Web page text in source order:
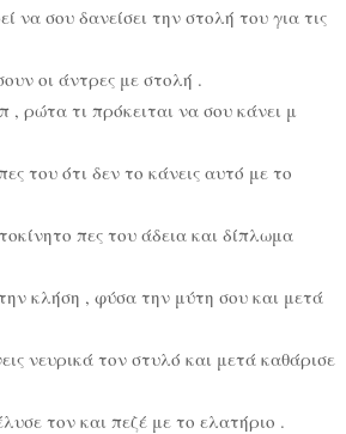
να σου δανείσει την στολή του για τις
οι άντρες με στολή .
, ρώτα τι πρόκειται να σου κάνει μ
του ότι δεν το κάνεις αυτό με το
πες του άδεια και δίπλωμα
κλήση , φύσα την μύτη σου και μετά
νευρικά τον στυλό και μετά καθάρισε
τον και πεζέ με το ελατήριο .